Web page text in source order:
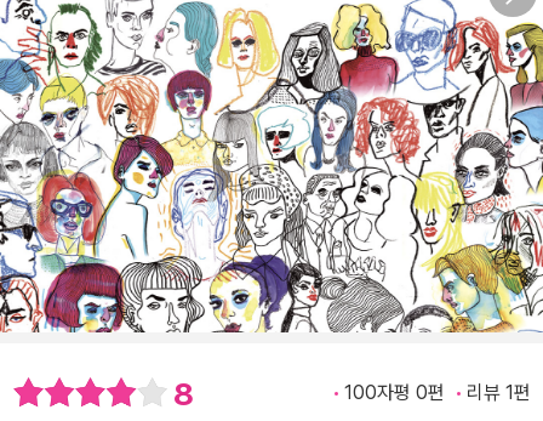
8 100자평 0편 리뷰 1편